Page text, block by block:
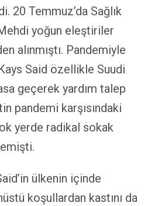
20 Temmuz’da Sağlık
yoğun eleştiriler
alınmıştı. Pandemiyle
Said özellikle Suudi
geçerek yardım talep
pandemi karşısındaki
yerde radikal sokak
ülkenin içinde
koşullardan kastını da